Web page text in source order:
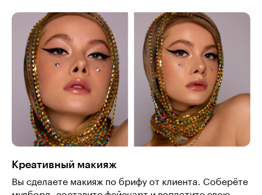
Креативный макияж
Вы сделаете макияж по брифу от клиента. Соберёте